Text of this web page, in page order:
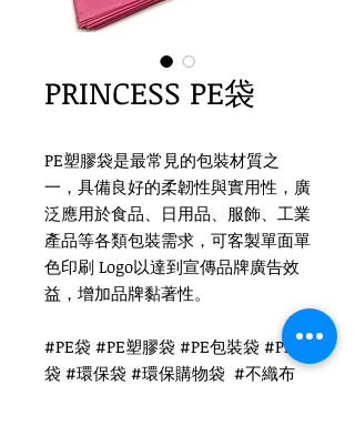
PRINCESS PE袋
PE塑膠袋是最常見的包裝材質之
一，具備良好的柔韌性與實用性，廣
泛應用於食品、日用品、服飾、工業
產品等各類包裝需求，可客製單面單
色印刷 Logo以達到宣傳品牌廣告效
益，增加品牌黏著性。
#PE袋 #PE塑膠袋 #PE包裝袋 #PE膠
袋 #環保袋 #環保購物袋 #不織布